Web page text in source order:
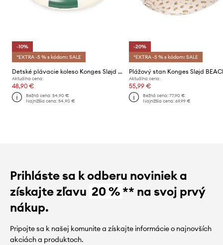
-10%
*EXTRA -5 % s kódom: SALE
Detské plávacie koleso Konges Sløjd BABY WATER RING
Aktuálna cena:
48,90 €
Bežná cena:54,90 €
Najnižšia cena:54,90 €
-20%
*EXTRA -5 % s kódom: SALE
Aktuálna cena:
55,99 €
Bežná cena: 77,90 €
Najnižšia cena: 69,99 €
Prihláste sa k odberu noviniek a
získajte zľavu 20 %** na svoj prvý
nákup.
Pripojte sa k našej komunite a získajte informácie o najnovších
akciách a produktoch.